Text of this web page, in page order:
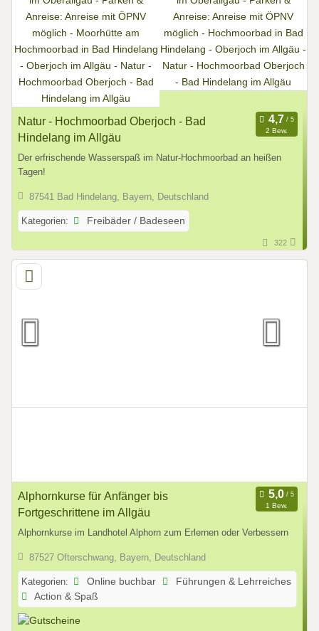
Natur - Hochmoorbad Oberjoch - Bad
Hindelang im Allgäu
2 Bew.
Der erfrischende Wasserspaß im Natur-Hochmoorbad an heißen
Tagen!
87541 Bad Hindelang, Bayern, Deutschland
Kategorien: Freibäder / Badeseen
322
Alphornkurse für Anfänger bis
Fortgeschrittene im Allgäu
1 Bew.
Alphornkurse im Landhotel Alphorn zum Erlernen oder Verbessern
87527 Ofterschwang, Bayern, Deutschland
Kategorien: Online buchbar
Führungen & Lehrreiches
Action & Spaß